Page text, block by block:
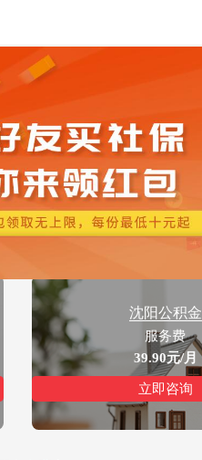
代理 沈阳
沈阳公积金
服务费
39.90元/月
立即咨询